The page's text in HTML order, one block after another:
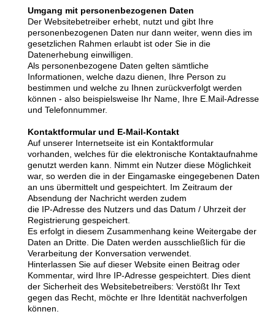
Umgang mit personenbezogenen Daten
Der Websitebetreiber erhebt, nutzt und gibt Ihre
personenbezogenen Daten nur dann weiter, wenn dies im
gesetzlichen Rahmen erlaubt ist oder Sie in die
Datenerhebung einwilligen.
Als personenbezogene Daten gelten sämtliche
Informationen, welche dazu dienen, Ihre Person zu
bestimmen und welche zu Ihnen zurückverfolgt werden
können - also beispielsweise Ihr Name, Ihre E.Mail-Adresse
und Telefonnummer.
Kontaktformular und E-Mail-Kontakt
Auf unserer Internetseite ist ein Kontaktformular
vorhanden, welches für die elektronische Kontaktaufnahme
genutzt werden kann. Nimmt ein Nutzer diese Möglichkeit
war, so werden die in der Eingamaske eingegebenen Daten
an uns übermittelt und gespeichtert. Im Zeitraum der
Absendung der Nachricht werden zudem
die IP-Adresse des Nutzers und das Datum / Uhrzeit der
Registrierung gespeichert.
Es erfolgt in diesem Zusammenhang keine Weitergabe der
Daten an Dritte. Die Daten werden ausschließlich für die
Verarbeitung der Konversation verwendet.
Hinterlassen Sie auf dieser Website einen Beitrag oder
Kommentar, wird Ihre IP-Adresse gespeichtert. Dies dient
der Sicherheit des Websitebetreibers: Verstößt Ihr Text
gegen das Recht, möchte er Ihre Identität nachverfolgen
können.